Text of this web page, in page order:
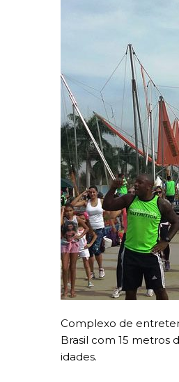
Complexo de
Brasil com 15 metros
idades.